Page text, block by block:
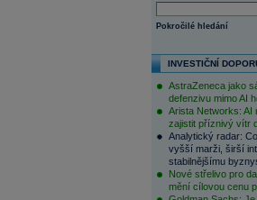
Pokročilé hledání
INVESTIČNÍ
AstraZeneca jako
defenzivu mimo AI
Arista Networks: AI
zajistit příznivý vítr
Analytický radar:
vyšší marži, širší
stabilnějšímu
Nové střelivo pro
mění cílovou cenu